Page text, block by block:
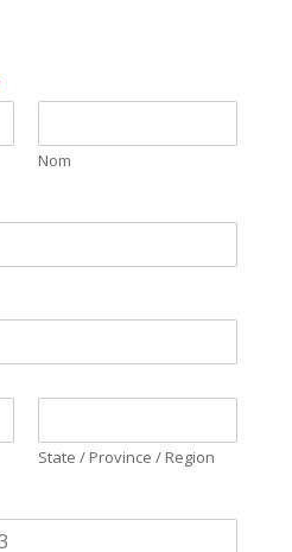
Nom
State / Province / Region